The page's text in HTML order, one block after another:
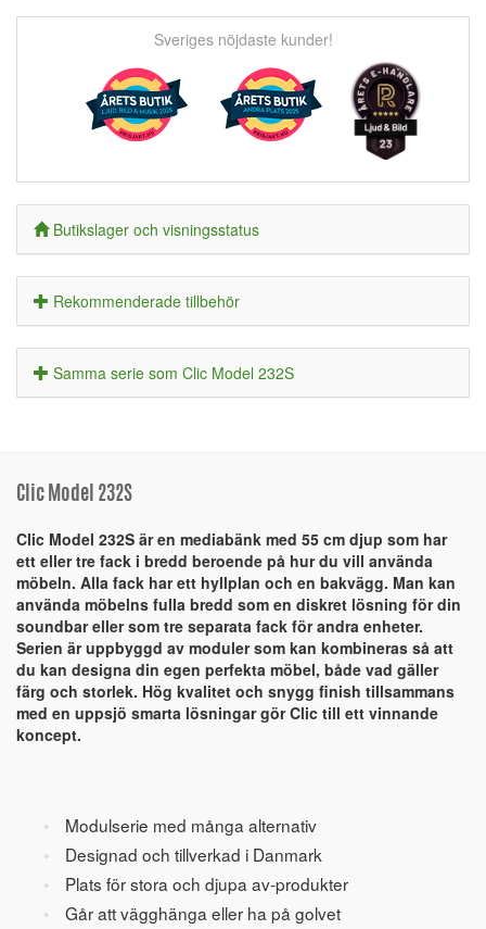
Sveriges nöjdaste kunder!
Butikslager och visningsstatus
Rekommenderade tillbehör
Samma serie som Clic Model 232S
Clic Model 232S
Clic Model 232S är en mediabänk med 55 cm djup som har
ett eller tre fack i bredd beroende på hur du vill använda
möbeln. Alla fack har ett hyllplan och en bakvägg. Man kan
använda möbelns fulla bredd som en diskret lösning för din
soundbar eller som tre separata fack för andra enheter.
Serien är uppbyggd av moduler som kan kombineras så att
du kan designa din egen perfekta möbel, både vad gäller
färg och storlek. Hög kvalitet och snygg finish tillsammans
med en uppsjö smarta lösningar gör Clic till ett vinnande
koncept.
Modulserie med många alternativ
Designad och tillverkad i Danmark
Plats för stora och djupa av-produkter
Går att vägghänga eller ha på golvet